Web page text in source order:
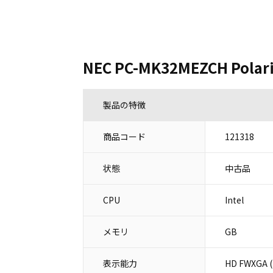
NEC PC-MK32MEZCH
製品の特徴
商品コード 121318
状態 中古品
CPU Intel
メモリ GB
表示能力 HD